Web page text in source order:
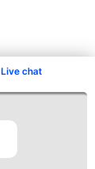
Live chat